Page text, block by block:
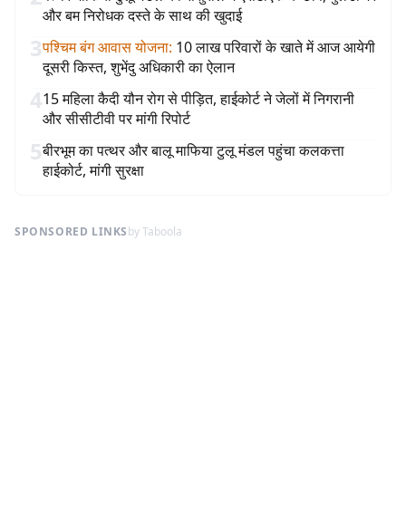
और बम निरोधक दस्ते के साथ की खुदाई
3पश्चिम बंग आवास योजना: 10 लाख परिवारों के खाते में आज आयेगी
दूसरी किस्त, शुभेंदु अधिकारी का ऐलान
415 महिला कैदी यौन रोग से पीड़ित, हाईकोर्ट ने जेलों में निगरानी
और सीसीटीवी पर मांगी रिपोर्ट
5बीरभूम का पत्थर और बालू माफिया टुलू मंडल पहुंचा कलकत्ता
हाईकोर्ट, मांगी सुरक्षा
SPONSORED LINKSby Taboola